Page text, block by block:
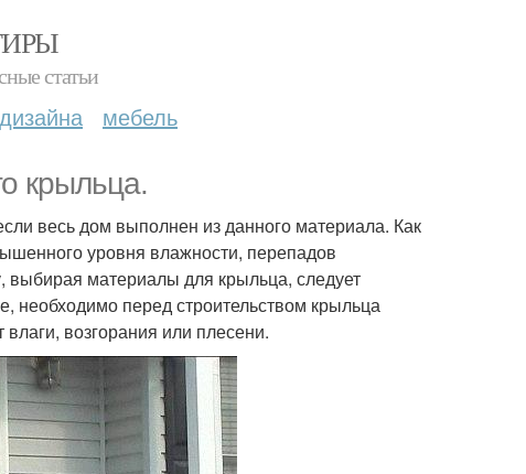
статьи
мебель
крыльца.
весь дом выполнен из данного материала. Как
уровня влажности, перепадов
материалы для крыльца, следует
необходимо перед строительством крыльца
возгорания или плесени.